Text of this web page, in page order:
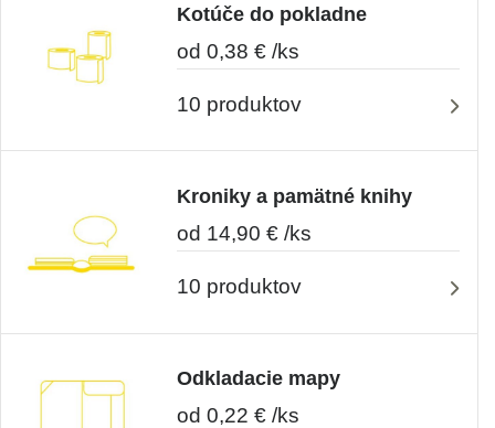
Kotúče do pokladne
od 0,38 € /ks
10 produktov
Kroniky a pamätné knihy
od 14,90 € /ks
10 produktov
Odkladacie mapy
od 0,22 € /ks